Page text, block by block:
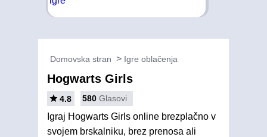
Domovska stran Igre oblačenja
Hogwarts Girls
4.8 580 Glasovi
Igraj Hogwarts Girls online brezplačno v
svojem brskalniku, brez prenosa ali